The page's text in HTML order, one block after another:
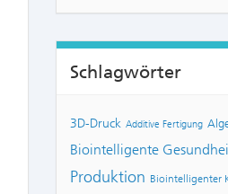
Schlagwörter
3D-Druck Additive Fertigung
Biointelligente
Produktion Biointelligenter